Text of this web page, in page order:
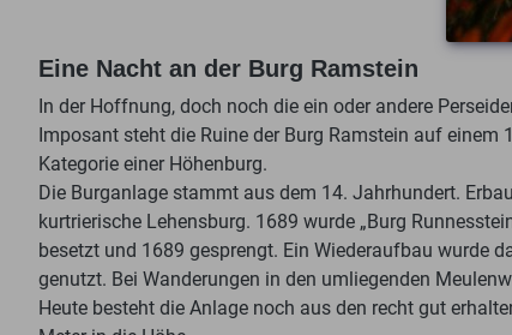
Eine Nacht an der Burg Ramstein
In der Hoffnung, doch noch die ein oder andere
Imposant steht die Ruine der Burg Ramstein auf
Kategorie einer Höhenburg.
Die Burganlage stammt aus dem 14. Jahrhundert.
kurtrierische Lehensburg. 1689 wurde „Burg
besetzt und 1689 gesprengt. Ein Wiederaufbau wurde
genutzt. Bei Wanderungen in den umliegenden
Heute besteht die Anlage noch aus den recht gut